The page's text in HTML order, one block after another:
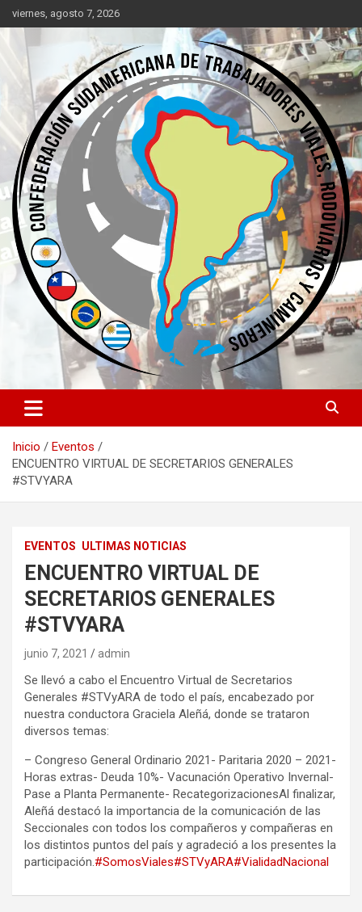
Saltar
al
contenido
viernes, agosto 7, 2026
Inicio
Eventos
ENCUENTRO VIRTUAL DE SECRETARIOS GENERALES
#STVYARA
EVENTOS ULTIMAS NOTICIAS
ENCUENTRO VIRTUAL DE
SECRETARIOS GENERALES
#STVYARA
junio 7, 2021 admin
Se llevó a cabo el Encuentro Virtual de Secretarios
Generales #STVyARA de todo el país, encabezado por
nuestra conductora Graciela Aleñá, donde se trataron
diversos temas:
– Congreso General Ordinario 2021- Paritaria 2020 – 2021-
Horas extras- Deuda 10%- Vacunación Operativo Invernal-
Pase a Planta Permanente- RecategorizacionesAl finalizar,
Aleñá destacó la importancia de la comunicación de las
Seccionales con todos los compañeros y compañeras en
los distintos puntos del país y agradeció a los presentes la
participación.#SomosViales#STVyARA#VialidadNacional